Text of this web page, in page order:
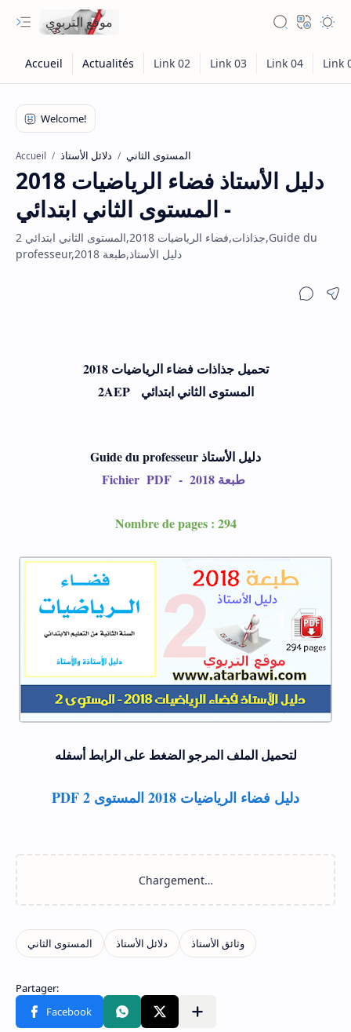
موقع التربوي
Accueil المستوى الثاني دلائل الأستاذ
دليل الأستاذ فضاء الرياضيات 2018
- المستوى الثاني ابتدائي
جذاذات,فضاء الرياضيات 2018,المستوى الثاني ابتدائي 2,Guide du
professeur,دليل الأستاذ,طبعة 2018
تحميل جذاذات فضاء الرياضيات 2018
المستوى الثاني ابتدائي 2AEP
Guide du professeur دليل الأستاذ
Nombre de pages: 294
لتحميل الملف المرجو الضغط على الرابط أسفله
دليل فضاء الرياضيات 2018 المستوى 2 PDF